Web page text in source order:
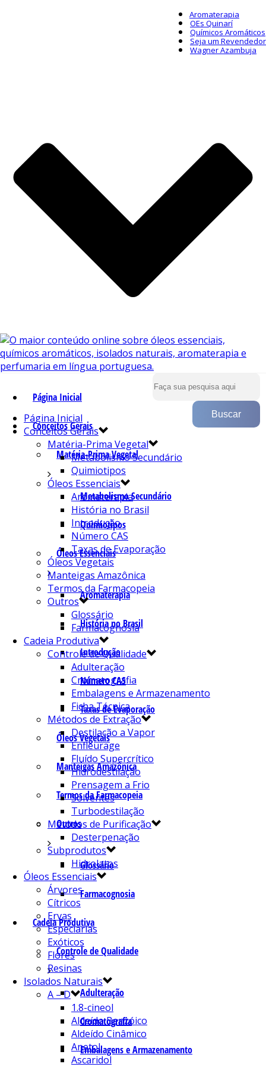
Aromaterapia
OEs Quinarí
Químicos Aromáticos
Seja um Revendedor
Wagner Azambuja
Página Inicial
Conceitos Gerais
Matéria-Prima Vegetal
Metabolismo Secundário
Quimiotipos
Óleos Essenciais
Aromaterapia
História no Brasil
Introdução
Número CAS
Taxas de Evaporação
Óleos Vegetais
Manteigas Amazônica
Termos da Farmacopeia
Outros
Glossário
Farmacognosia
Cadeia Produtiva
Controle de Qualidade
Adulteração
Cromatografia
Embalagens e Armazenamento
Página Inicial
Conceitos Gerais
Matéria-Prima Vegetal
Metabolismo Secundário
Quimiotipos
Óleos Essenciais
Aromaterapia
História no Brasil
Introdução
Número CAS
Taxas de Evaporação
Óleos Vegetais
Manteigas Amazônica
Termos da Farmacopeia
Outros
Glossário
Farmacognosia
Cadeia Produtiva
Controle de Qualidade
Adulteração
Cromatografia
Embalagens e Armazenamento
Ficha Técnica
Métodos de Extração
Destilação a Vapor
Enfleurage
Fluído Supercrítico
Hidrodestilação
Prensagem a Frio
Solventes
Turbodestilação
Métodos de Purificação
Desterpenação
Subprodutos
Hidrolatos
Óleos Essenciais
Árvores
Cítricos
Ervas
Especiarias
Exóticos
Flores
Resinas
Isolados Naturais
A – D
1.8-cineol
Aldeído Benzóico
Aldeído Cinâmico
Anetol
Ascaridol